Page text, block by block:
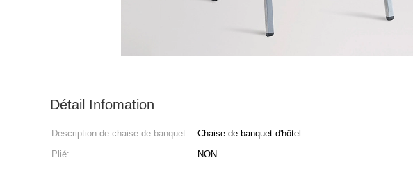
Détail Infomation
Description de chaise de banquet: Chaise de banquet d'hôtel
Plié:
NON